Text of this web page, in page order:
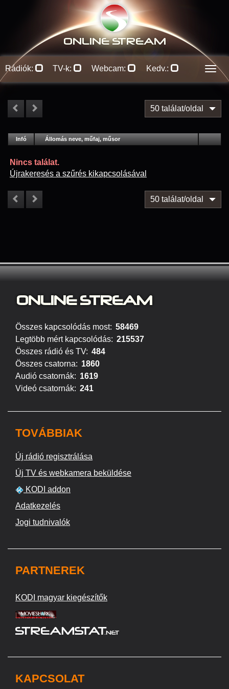
ONLINE STREAM
Rádiók: TV-k: Webcam: Kedv.:
50 találat/oldal
Infó Lejátszás
Állomás neve, műfaj, műsor
Nincs találat.
Újrakeresés a szűrés kikapcsolásával
50 találat/oldal
ONLINE STREAM
Összes kapcsolódás most: 58469
Legtöbb mért kapcsolódás: 215537
Összes rádió és TV: 484
Összes csatorna: 1860
Audió csatornák: 1619
Videó csatornák: 241
TOVÁBBIAK
Új rádió regisztrálása
Új TV és webkamera beküldése
KODI addon
Adatkezelés
Jogi tudnivalók
PARTNEREK
KODI magyar kiegészítők
KAPCSOLAT